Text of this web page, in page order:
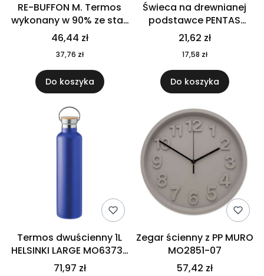
RE-BUFFON M. Termos
wykonany w 90% ze stali
nierdzewnej
pochodzącej z
recyklingu 520 ml 94294
46,44 zł
37,76 zł
Do koszyka
Świeca na drewnianej
podstawce PENTAS
MO6282-40
21,62 zł
17,58 zł
Do koszyka
Termos dwuścienny 1L
HELSINKI LARGE MO6373-
04
71,97 zł
Zegar ścienny z PP MURO
MO2851-07
57,42 zł